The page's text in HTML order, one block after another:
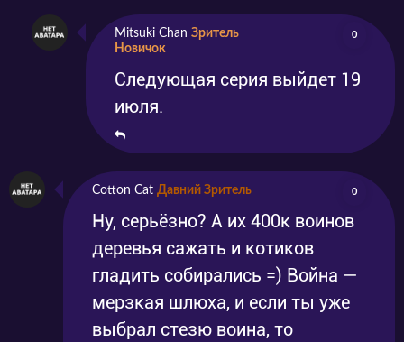
Mitsuki Chan Зритель
Новичок
0
Следующая серия выйдет 19
июля.
Cotton Cat Давний Зритель 0
Ну, серьёзно? А их 400к воинов
деревья сажать и котиков
гладить собирались =) Война —
мерзкая шлюха, и если ты уже
выбрал стезю воина, то